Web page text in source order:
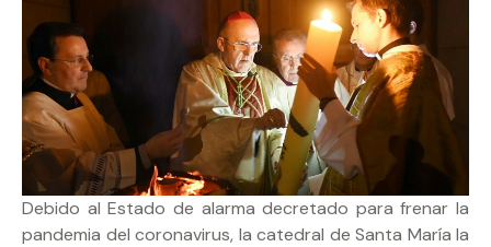
Debido al Estado de alarma decretado para frenar la
pandemia del coronavirus, la catedral de Santa María la